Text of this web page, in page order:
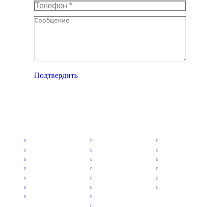
Телефон *
Сообщение
Подтвердить